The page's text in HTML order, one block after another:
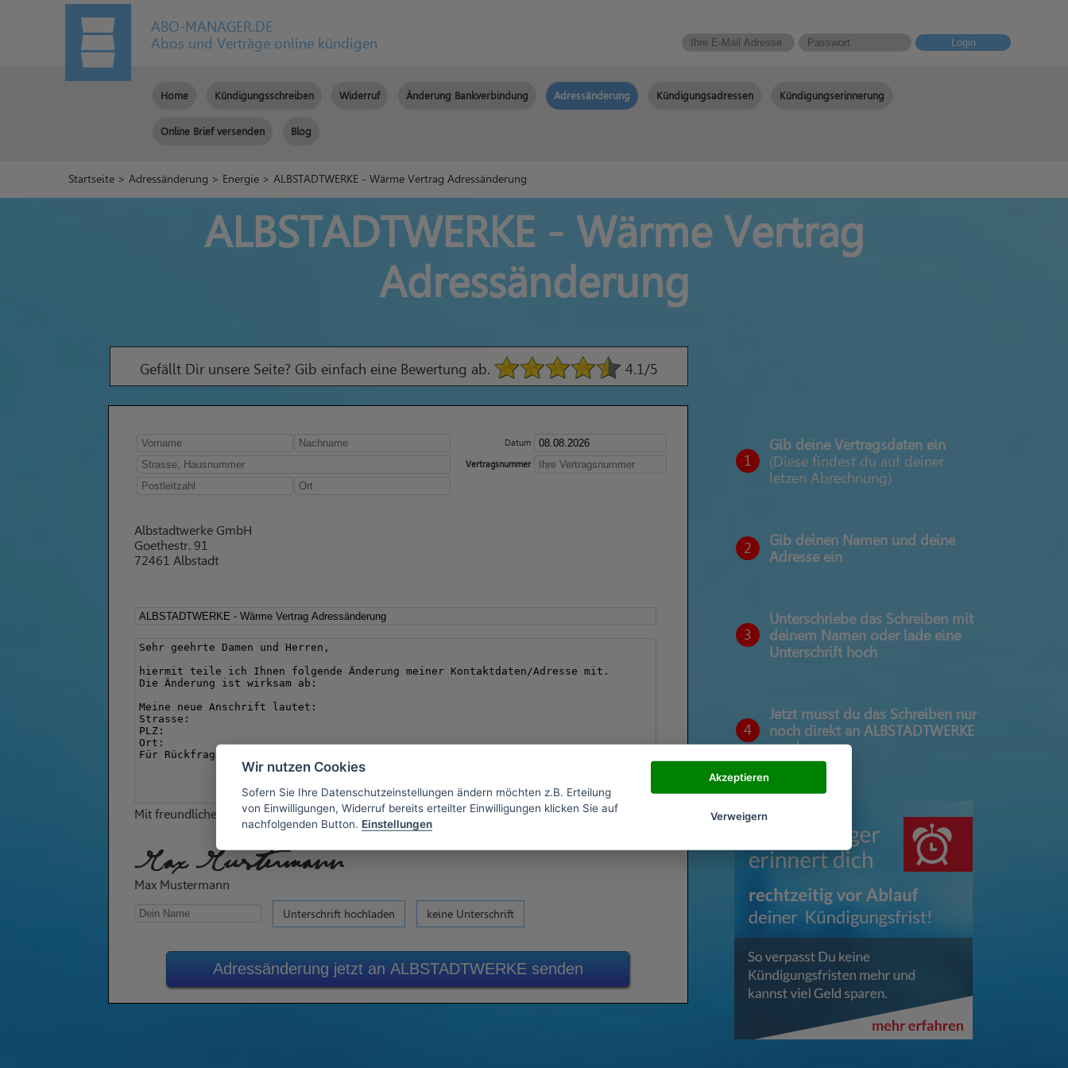
ABO-MANAGER.DE
Abos und Verträge online kündigen
Login
Home Kündigungsschreiben Widerruf Änderung Bankverbindung Adressänderung Kündigungsadressen Kündigungserinnerung
Online Brief versenden Blog
Startseite >Adressänderung > Energie > ALBSTADTWERKE - Wärme Vertrag Adressänderung
ALBSTADTWERKE - Wärme Vertrag
Adressänderung
Gefällt Dir unsere Seite? Gib einfach eine Bewertung ab. 4.1 /5
Datum
Vertragsnummer
Albstadtwerke GmbH
Goethestr. 91
72461 Albstadt
Mit freundlichen Grüßen
Max Mustermann
Max Mustermann
Unterschrift hochladen keine Unterschrift
Adressänderung jetzt an ALBSTADTWERKE senden
1
Gib deine Vertragsdaten ein
(Diese findest du auf deiner
letzen Abrechnung)
2
Gib deinen Namen und deine
Adresse ein
3
Unterschriebe das Schreiben mit
deinem Namen oder lade eine
Unterschrift hoch
4
Jetzt musst du das Schreiben nur
noch direkt an ALBSTADTWERKE
senden
Wir nutzen Cookies
Sofern Sie Ihre Datenschutzeinstellungen ändern möchten z.B. Erteilung
von Einwilligungen, Widerruf bereits erteilter Einwilligungen klicken Sie auf
nachfolgenden Button. Einstellungen
Akzeptieren
Verweigern